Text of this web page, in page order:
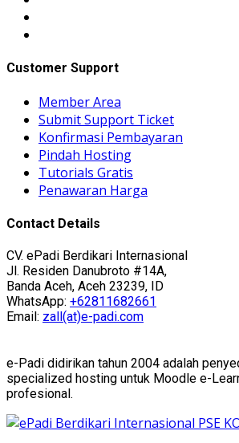
Customer Support
Member Area
Submit Support Ticket
Konfirmasi Pembayaran
Pindah Hosting
Tutorials Gratis
Penawaran Harga
Contact Details
CV. ePadi Berdikari Internasional
Jl. Residen Danubroto #14A,
Banda Aceh, Aceh 23239, ID
WhatsApp: +62811682661
Email: zall(at)e-padi.com
e-Padi didirikan tahun 2004 adalah
specialized hosting untuk Moodle e-
profesional.